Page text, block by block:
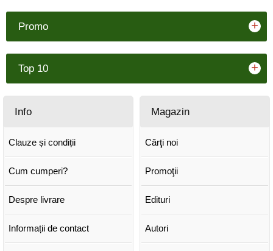
Promo +
Top 10 +
Info
Clauze și condiții
Cum cumperi?
Despre livrare
Informații de contact
Magazin
Cărţi noi
Promoţii
Edituri
Autori